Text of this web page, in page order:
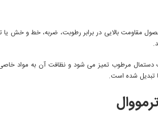
مقاومت بالایی در برابر رطوبت، ضربه، خط و خش یا
مرطوب تمیز می شود و نظافت آن به مواد خاصی
تبدیل شده است.